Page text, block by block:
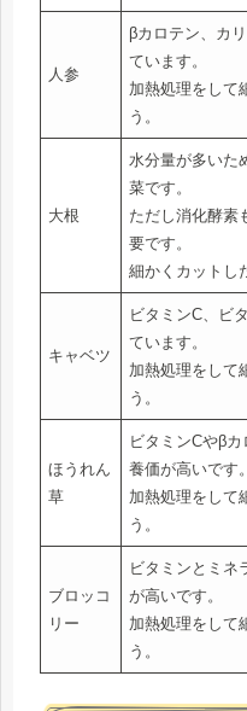
人参
βカロテン、カ
ています。
加熱処理をして
う。
大根
水分量が多いた
菜です。
ただし消化酵素
要です。
細かくカットし
キャベツ
ビタミンC、ビ
ています。
加熱処理をして
う。
ほうれん
草
ビタミンCやβ
養価が高いです。
加熱処理をして
う。
ブロッコ
リー
ビタミンとミネ
が高いです。
加熱処理をして
う。